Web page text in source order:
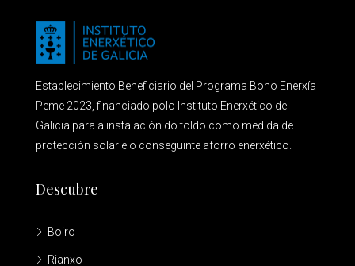
Establecimiento Beneficiario del Programa Bono Enerxía
Peme 2023, financiado polo Instituto Enerxético de
Galicia para a instalación do toldo como medida de
protección solar e o conseguinte aforro enerxético.
Descubre
Boiro
Rianxo